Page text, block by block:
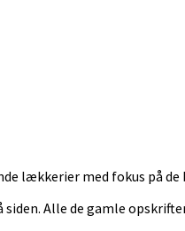
lækkerier med fokus på de
Alle de gamle